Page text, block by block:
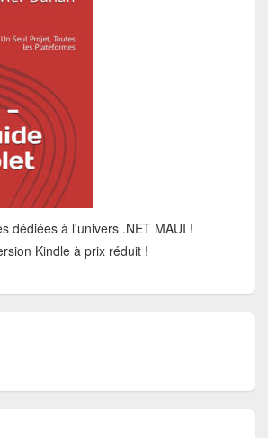
dédiées à l'univers .NET MAUI !
Kindle à prix réduit !